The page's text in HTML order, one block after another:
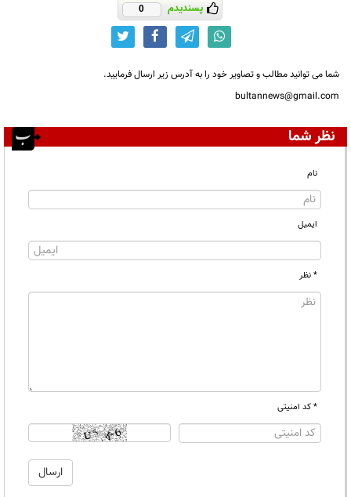
پسندیدم 0
شما می توانید مطالب و تصاویر خود را به آدرس زیر ارسال فرمایید.
bultannews@gmail.com
نظر شما
نام
ایمیل
* نظر
* کد امنیتی